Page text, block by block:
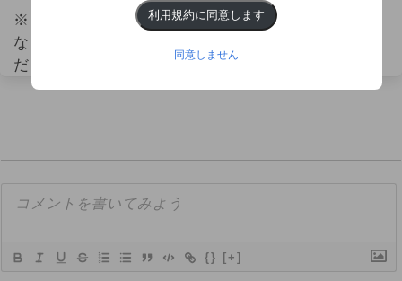
※「すだち鰹めんつゆ」の在庫状況は各店舗により異
なります。詳しくはお近くの店舗までお問い合わせく
ださい。
{} [+]
利用規約に同意します
同意しません